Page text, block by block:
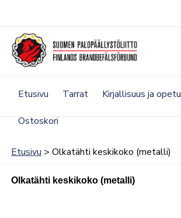
Etusivu Tarrat Kirjallisuus ja
Ostoskori
Etusivu > Olkatähti keskikoko (metalli)
Olkatähti keskikoko (metalli)